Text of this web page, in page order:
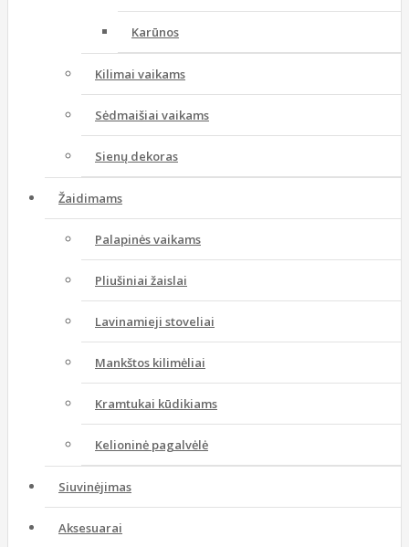
Karūnos
Kilimai vaikams
Sėdmaišiai vaikams
Sienų dekoras
Žaidimams
Palapinės vaikams
Pliušiniai žaislai
Lavinamieji stoveliai
Mankštos kilimėliai
Kramtukai kūdikiams
Kelioninė pagalvėlė
Siuvinėjimas
Aksesuarai